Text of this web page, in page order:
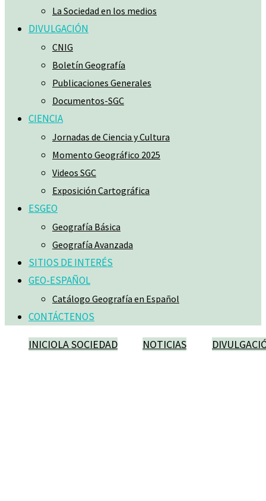
La Sociedad en los medios
DIVULGACIÓN
CNIG
Boletín Geografía
Publicaciones Generales
Documentos-SGC
CIENCIA
Jornadas de Ciencia y Cultura
Momento Geográfico 2025
Videos SGC
Exposición Cartográfica
ESGEO
Geografía Básica
Geografía Avanzada
SITIOS DE INTERÉS
GEO-ESPAÑOL
Catálogo Geografía en Español
CONTÁCTENOS
INICIOLA SOCIEDAD NOTICIAS